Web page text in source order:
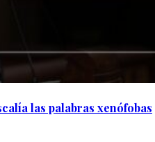
las palabras xenófobas